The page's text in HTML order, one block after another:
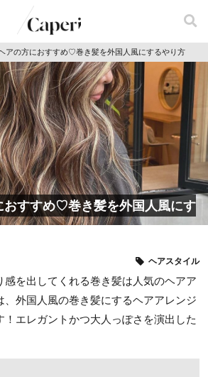
アの方におすすめ♡巻き髪を外国人風にするやり方
おすすめ♡巻き髪を外国人風にす
ヘアスタイル
感を出してくれる巻き髪は人気のヘアア
、外国人風の巻き髪にするヘアアレンジ
！エレガントかつ大人っぽさを演出した